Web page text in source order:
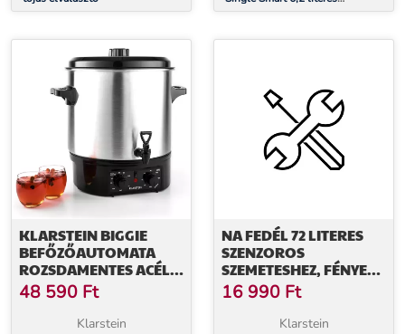
forrólevegős sütő
KLARSTEIN BIGGIE
BEFŐZŐAUTOMATA
ROZSDAMENTES ACÉL
27 LITERES 2000W
IDŐZÍTŐ
48 590 Ft
Klarstein
NA FEDÉL 72 LITERES
SZENZOROS
SZEMETESHEZ, FÉNYES
FEKETE
16 990 Ft
Klarstein